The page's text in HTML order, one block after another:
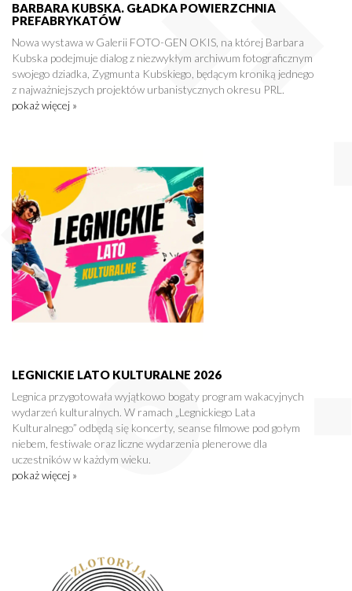
BARBARA KUBSKA. GŁADKA POWIERZCHNIA
PREFABRYKATÓW
Nowa wystawa w Galerii FOTO-GEN OKIS, na której Barbara
Kubska podejmuje dialog z niezwykłym archiwum fotograficznym
swojego dziadka, Zygmunta Kubskiego, będącym kroniką jednego
z najważniejszych projektów urbanistycznych okresu PRL.
pokaż więcej »
LEGNICKIE LATO KULTURALNE 2026
Legnica przygotowała wyjątkowo bogaty program wakacyjnych
wydarzeń kulturalnych. W ramach „Legnickiego Lata
Kulturalnego” odbędą się koncerty, seanse filmowe pod gołym
niebem, festiwale oraz liczne wydarzenia plenerowe dla
uczestników w każdym wieku.
pokaż więcej »